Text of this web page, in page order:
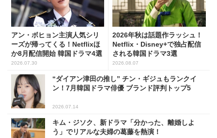
アン・ボヒョン主演人気シリ
ーズが帰ってくる！Netflixほ
か8月配信開始 韓国ドラマ4選
2026.07.30
2026年秋は話題作ラッシュ！
Netflix・Disney+で独占配信
される韓国ドラマ3選
2026.08.07
“ダイアン津田の推し” チン・ギジュもランクイ
ン！7月韓国ドラマ俳優 ブランド評判トップ5
2026.07.14
キム・ジソク、新ドラマ「分かった、離婚しよ
う」でリアルな夫婦の葛藤を熱演！